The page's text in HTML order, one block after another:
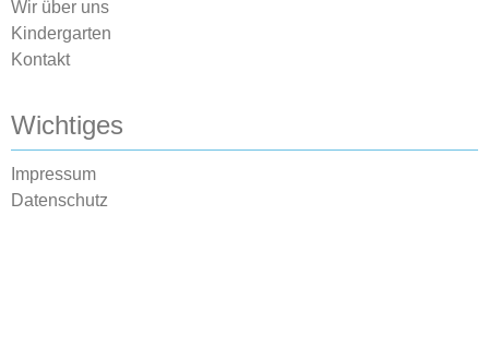
Wir über uns
Kindergarten
Kontakt
Wichtiges
Impressum
Datenschutz